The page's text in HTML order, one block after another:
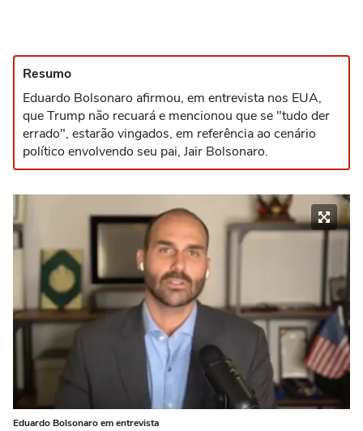
Resumo
Eduardo Bolsonaro afirmou, em entrevista nos EUA,
que Trump não recuará e mencionou que se "tudo der
errado", estarão vingados, em referência ao cenário
político envolvendo seu pai, Jair Bolsonaro.
Eduardo Bolsonaro em entrevista